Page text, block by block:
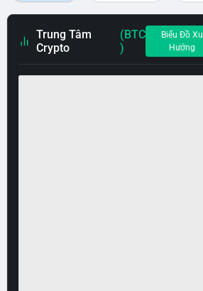
Trung Tâm
Crypto
(BTC
)
Biểu Đồ Xu
Hướng